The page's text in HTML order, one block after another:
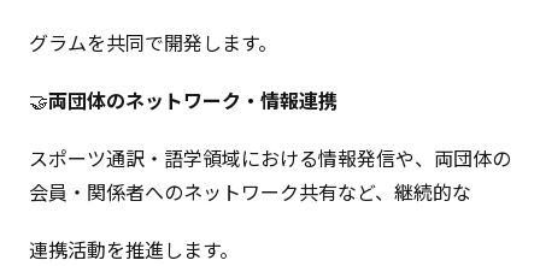
グラムを共同で開発します。
🤝両団体のネットワーク・情報連携
スポーツ通訳・語学領域における情報発信や、両団体の
会員・関係者へのネットワーク共有など、継続的な
連携活動を推進します。